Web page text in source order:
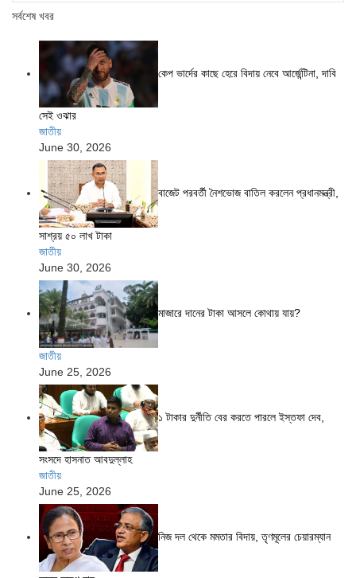
সর্বশেষ খবর
কেপ ভার্দের কাছে হেরে বিদায় নেবে আর্জেন্টিনা, দাবি
সেই ওঝার
জাতীয়
June 30, 2026
বাজেট পরবর্তী নৈশভোজ বাতিল করলেন প্রধানমন্ত্রী,
সাশ্রয় ৫০ লাখ টাকা
জাতীয়
June 30, 2026
মাজারে দানের টাকা আসলে কোথায় যায়?
জাতীয়
June 25, 2026
১ টাকার দুর্নীতি বের করতে পারলে ইস্তফা দেব,
সংসদে হাসনাত আবদুল্লাহ
জাতীয়
June 25, 2026
নিজ দল থেকে মমতার বিদায়, তৃণমূলের চেয়ারম্যান